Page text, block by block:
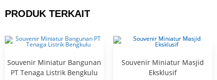
PRODUK TERKAIT
Souvenir Miniatur Bangunan
PT Tenaga Listrik Bengkulu
Souvenir Miniatur Masjid
Eksklusif